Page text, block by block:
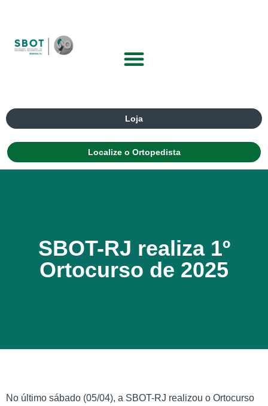
Loja
Localize o Ortopedista
SBOT-RJ realiza 1º
Ortocurso de 2025
No último sábado (05/04), a SBOT-RJ realizou o Ortocurso